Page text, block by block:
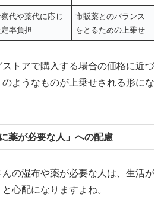
代や薬代に応じ
定率負担
市販薬とのバランス
をとるための上乗せ
トアで購入する場合の価格に近づ
ようなものが上乗せされる形にな
薬が必要な人」への配慮
んの湿布や薬が必要な人は、生活が
心配になりますよね。